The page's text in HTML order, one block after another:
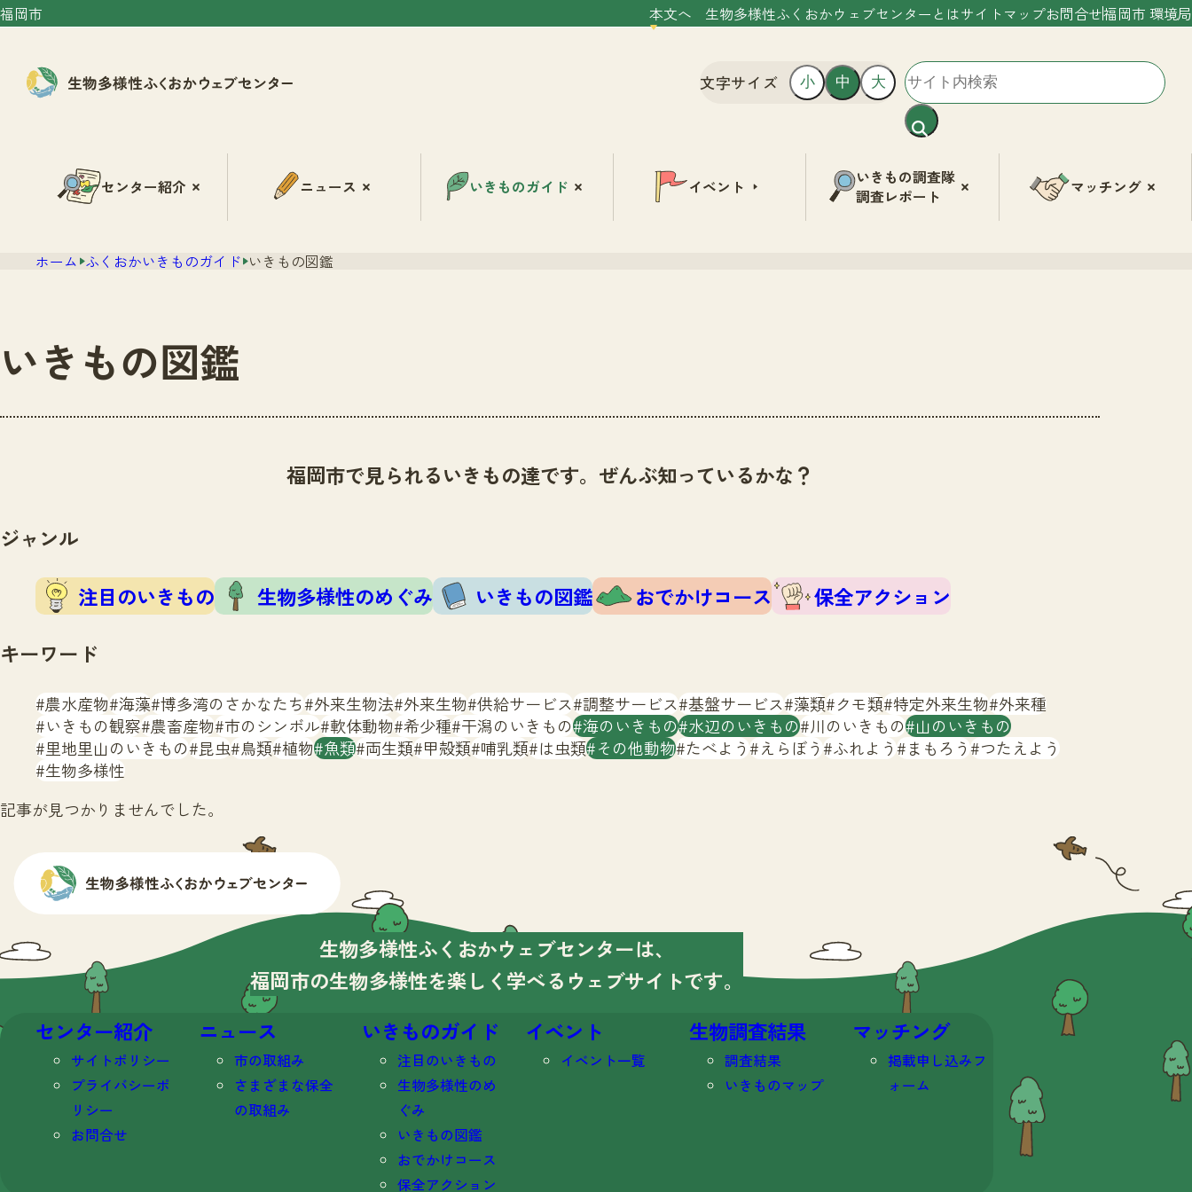
福岡市 本文へ 生物多様性ふくおかウェブセンターとはサイトマップお問合せ福岡市 環境局
文字サイズ 小 中 大
センター紹介 ニュース いきものガイド イベント
いきもの調査隊
調査レポート
マッチング
ホーム ふくおかいきものガイド いきもの図鑑
いきもの図鑑
福岡市で見られるいきもの達です。ぜんぶ知っているかな？
ジャンル
注目のいきもの 生物多様性のめぐみ いきもの図鑑 おでかけコース
保全アクション
キーワード
農水産物 海藻 博多湾のさかなたち 外来生物法 外来生物 供給サービス 調整サービス 基盤サービス 藻類 クモ類 特定外来生物 外来種
いきもの観察 農畜産物 市のシンボル 軟体動物 希少種 干潟のいきもの 海のいきもの 水辺のいきもの 川のいきもの 山のいきもの
里地里山のいきもの 昆虫 鳥類 植物 魚類 両生類 甲殻類 哺乳類 は虫類 その他動物 たべよう えらぼう ふれよう まもろう つたえよう
生物多様性
記事が見つかりませんでした。
生物多様性ふくおかウェブセンターは、
福岡市の生物多様性を楽しく学べる ウェブサイトです。
センター紹介
サイトポリシー
プライバシーポ
リシー
お問合せ
ニュース
市の取組み
さまざまな保全
の取組み
いきものガイド
注目のいきもの
生物多様性のめ
ぐみ
いきもの図鑑
おでかけコース
保全アクション
イベント
イベント一覧
生物調査結果
調査結果
いきものマップ
マッチング
掲載申し込みフ
ォーム